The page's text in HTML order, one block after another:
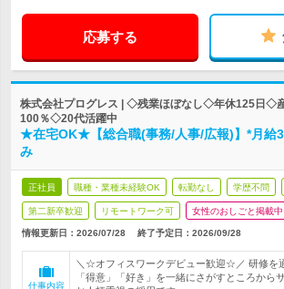
応募する
株式会社プログレス | ◇残業ほぼなし◇年休125日◇
100％◇20代活躍中
★在宅OK★【総合職(事務/人事/広報)】*月給
み
正社員 職種・業種未経験OK 転勤なし 学歴不問
第二新卒歓迎 リモートワーク可 女性のおしごと掲載中
情報更新日：2026/07/28 終了予定日：2026/09/28
仕事内容
＼☆オフィスワークデビュー歓迎☆／ 研修を
「得意」「好き」を一緒にさがすところから